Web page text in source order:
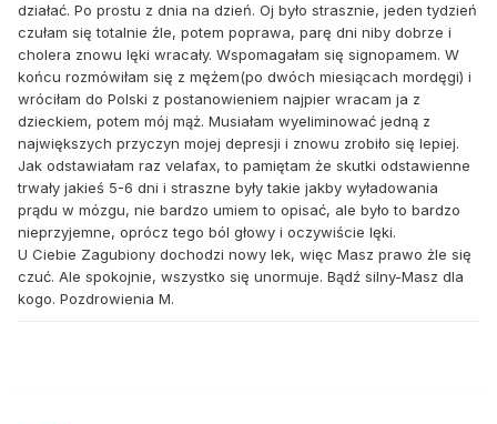
działać. Po prostu z dnia na dzień. Oj było strasznie, jeden tydzień
czułam się totalnie źle, potem poprawa, parę dni niby dobrze i
cholera znowu lęki wracały. Wspomagałam się signopamem. W
końcu rozmówiłam się z mężem(po dwóch miesiącach mordęgi) i
wróciłam do Polski z postanowieniem najpier wracam ja z
dzieckiem, potem mój mąż. Musiałam wyeliminować jedną z
największych przyczyn mojej depresji i znowu zrobiło się lepiej.
Jak odstawiałam raz velafax, to pamiętam że skutki odstawienne
trwały jakieś 5-6 dni i straszne były takie jakby wyładowania
prądu w mózgu, nie bardzo umiem to opisać, ale było to bardzo
nieprzyjemne, oprócz tego ból głowy i oczywiście lęki.
U Ciebie Zagubiony dochodzi nowy lek, więc Masz prawo żle się
czuć. Ale spokojnie, wszystko się unormuje. Bądź silny-Masz dla
kogo. Pozdrowienia M.